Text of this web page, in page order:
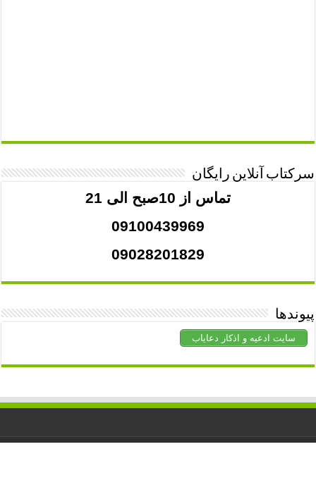
سرکتاب آنلاین رایگان
تماس از 10صبح الی 21
09100439969
09028201829
پیوندها
سایت ادعیه و اذکار دعایاب